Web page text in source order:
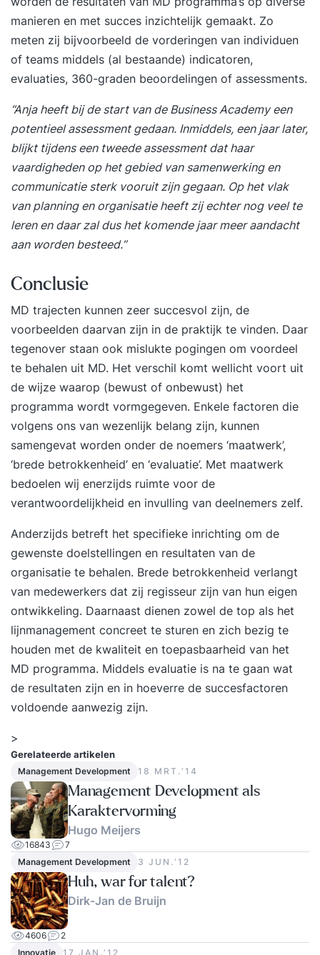
manieren en met succes inzichtelijk gemaakt. Zo
meten zij bijvoorbeeld de vorderingen van individuen
of teams middels (al bestaande) indicatoren,
evaluaties, 360-graden beoordelingen of assessments.
“Anja heeft bij de start van de Business Academy een
potentieelassessmentgedaan. Inmiddels, een jaar later,
blijkt tijdens een tweede assessment dat haar
vaardigheden op het gebied van samenwerking en
communicatie sterk vooruit zijn gegaan. Op het vlak
van planning en organisatie heeft zij echter nog veel te
leren en daar zal dus het komende jaar meer aandacht
aan worden besteed.”
Conclusie
MD trajecten kunnen zeer succesvol zijn, de
voorbeelden daarvan zijn in de praktijk te vinden. Daar
tegenover staan ook mislukte pogingen om voordeel
te behalen uit MD. Het verschil komt wellicht voort uit
de wijze waarop (bewust of onbewust) het
programma wordt vormgegeven. Enkele factoren die
volgens ons van wezenlijk belang zijn, kunnen
samengevat worden onder de noemers ‘maatwerk’,
‘brede betrokkenheid’ en ‘evaluatie’. Met maatwerk
bedoelen wij enerzijds ruimte voor de
verantwoordelijkheid en invulling van deelnemers zelf.
Anderzijds betreft het specifieke inrichting om de
gewenste doelstellingen en resultaten van de
organisatie te behalen. Brede betrokkenheid verlangt
van medewerkers dat zij regisseur zijn van hun eigen
ontwikkeling. Daarnaast dienen zowel de top als het
lijnmanagement concreet te sturen en zich bezig te
houden met de kwaliteit en toepasbaarheid van het
MD programma. Middels evaluatie is na te gaan wat
de resultaten zijn en in hoeverre de succesfactoren
voldoende aanwezig zijn.
>
Gerelateerde artikelen
Management Development 18 MRT.‘14
Management Development als
Karaktervorming
Hugo Meijers
16843
7
Management Development
3 JUN.‘12
Huh, war for talent?
Dirk-Jan de Bruijn
4606
2
Innovatie
17 JAN.‘12